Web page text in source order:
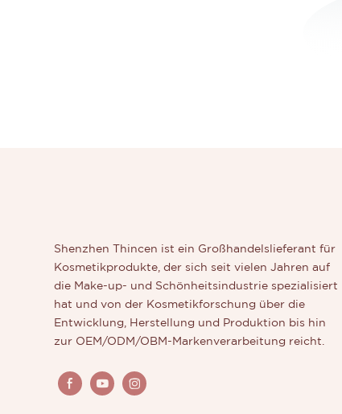
Shenzhen Thincen ist ein Großhandelslieferant für
Kosmetikprodukte, der sich seit vielen Jahren auf
die Make-up- und Schönheitsindustrie spezialisiert
hat und von der Kosmetikforschung über die
Entwicklung, Herstellung und Produktion bis hin
zur OEM/ODM/OBM-Markenverarbeitung reicht.